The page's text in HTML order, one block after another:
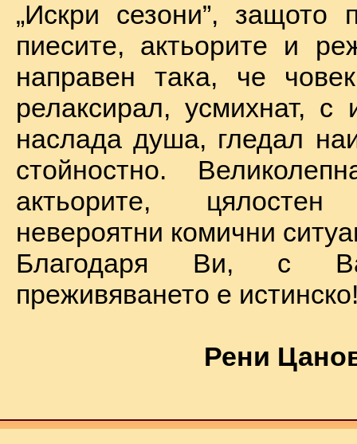
„Искри сезони”, защото
пиесите, актьорите и
направен така, че
релаксирал, усмихнат, с
наслада душа, гледал
стойностно.
актьорите, цялостен
невероятни комични
Благодаря Ви, с
преживяването е
Рени